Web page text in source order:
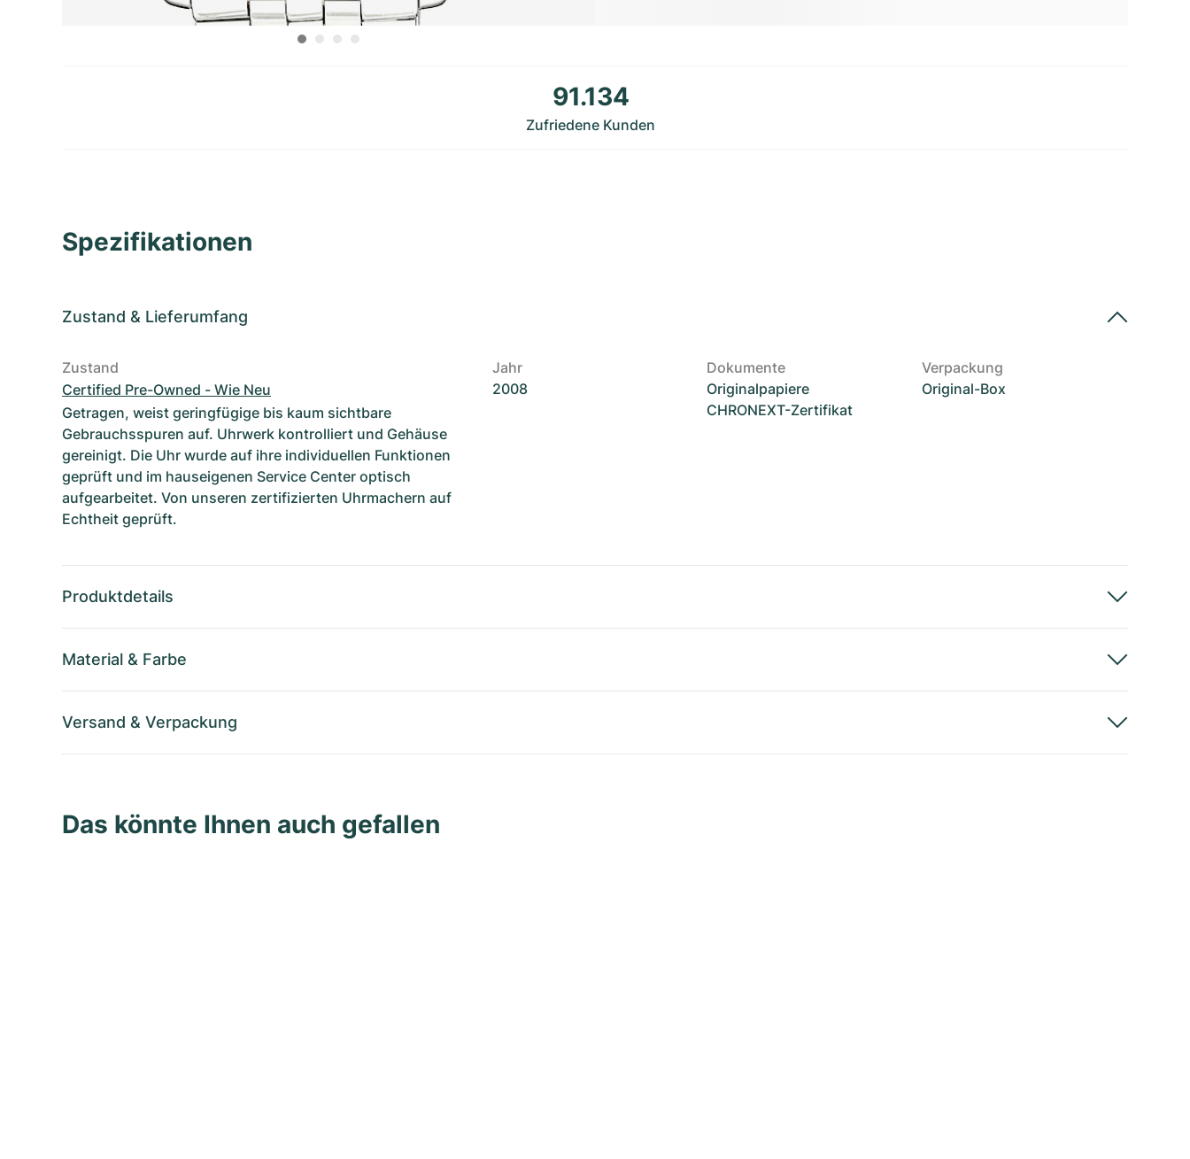
91.134
Zufriedene Kunden
Spezifikationen
Zustand & Lieferumfang
Zustand
Certified Pre-Owned - Wie Neu
Getragen, weist geringfügige bis kaum sichtbare
Gebrauchsspuren auf. Uhrwerk kontrolliert und Gehäuse
gereinigt. Die Uhr wurde auf ihre individuellen Funktionen
geprüft und im hauseigenen Service Center optisch
aufgearbeitet. Von unseren zertifizierten Uhrmachern auf
Echtheit geprüft.
Jahr
2008
Dokumente
Originalpapiere
CHRONEXT-Zertifikat
Verpackung
Original-Box
Produktdetails
Material & Farbe
Versand & Verpackung
Das könnte Ihnen auch gefallen